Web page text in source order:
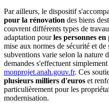
Par ailleurs, le dispositif
pour la rénovation des biens
couvrent différents types de
adaptation pourles personnes
mise aux normes de sécurité et
subventions varie selon la nature
demandes s'effectuent
monprojet.anah.gouv.fr. Ces
plusieurs milliers d'euros et
particulièrement pour les
modernisation.